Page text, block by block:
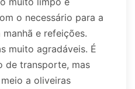
o necessário para a
e refeições.
muito agradáveis. É
de transporte, mas
a oliveiras